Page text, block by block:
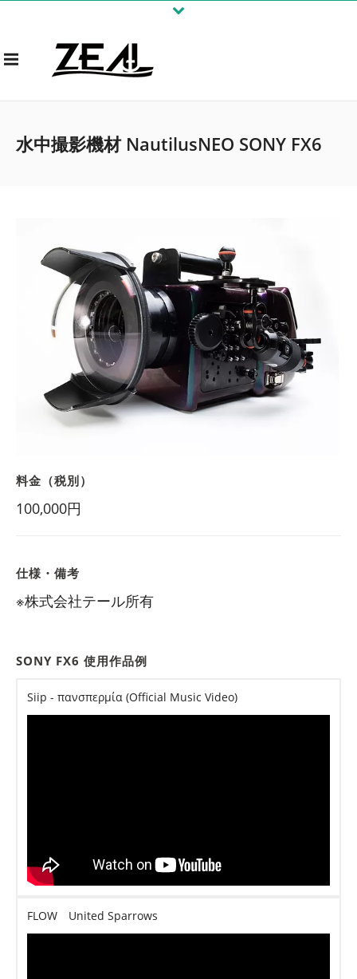
水中撮影機材 NautilusNEO SONY FX6
料金（税別）
100,000円
仕様・備考
※株式会社テール所有
SONY FX6 使用作品例
Siip - πανσπερμία (Official Music Video)
FLOW United Sparrows